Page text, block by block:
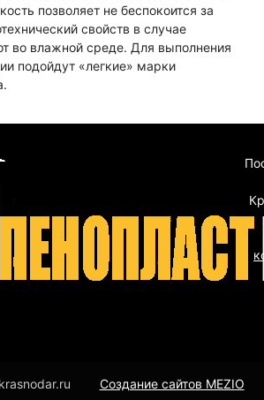
позволяет не беспокоится за
свойств в случае
во влажной среде. Для выполнения
подойдут «легкие» марки
Создание сайтов MEZIO